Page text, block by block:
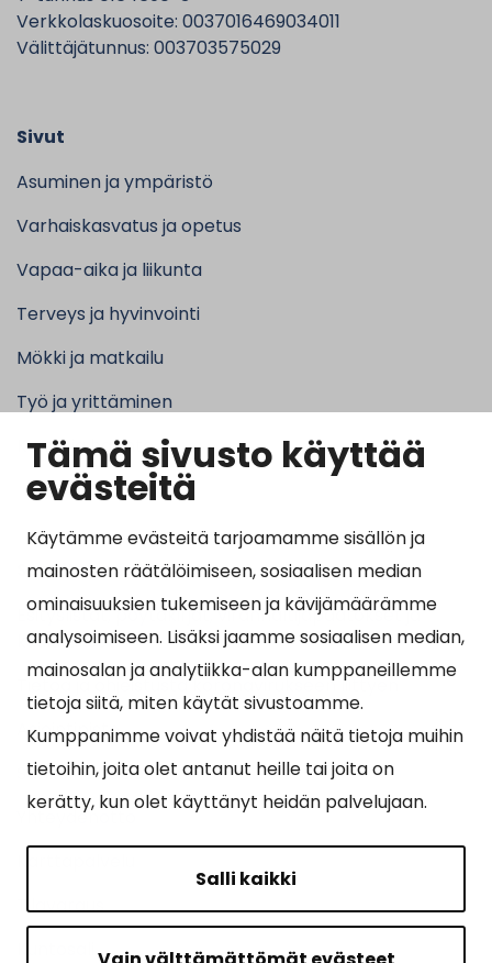
Tämä sivusto käyttää
evästeitä
Käytämme evästeitä tarjoamamme sisällön ja
mainosten räätälöimiseen, sosiaalisen median
ominaisuuksien tukemiseen ja kävijämäärämme
analysoimiseen. Lisäksi jaamme sosiaalisen median,
mainosalan ja analytiikka-alan kumppaneillemme
tietoja siitä, miten käytät sivustoamme.
Kumppanimme voivat yhdistää näitä tietoja muihin
tietoihin, joita olet antanut heille tai joita on
kerätty, kun olet käyttänyt heidän palvelujaan.
Salli kaikki
Verkkolaskuosoite: 0037016469034011
Välittäjätunnus: 003703575029
Sivut
Asuminen ja ympäristö
Varhaiskasvatus ja opetus
Vapaa-aika ja liikunta
Terveys ja hyvinvointi
Mökki ja matkailu
Työ ja yrittäminen
Kunta ja hallinto
Suosituimmat sivut
Esityslistat, pöytäkirjat, viranhaltijapäätökset ja
kuulutukset
Tietoa ja ohjeistusta koronavirukseen liittyen
Asiointipiste
Sähköinen asiointi
Yhteydenotto
Tilavaraus